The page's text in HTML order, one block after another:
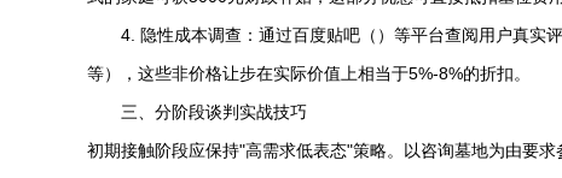
4. 隐性成本调查：通过百度贴吧（）等平台查阅用户真实
等），这些非价格让步在实际价值上相当于5%-8%的折扣。
三、分阶段谈判实战技巧
初期接触阶段应保持"高需求低表态"策略。以咨询墓地为由要